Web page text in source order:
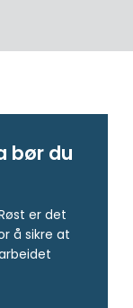
bør du
er det
å sikre at